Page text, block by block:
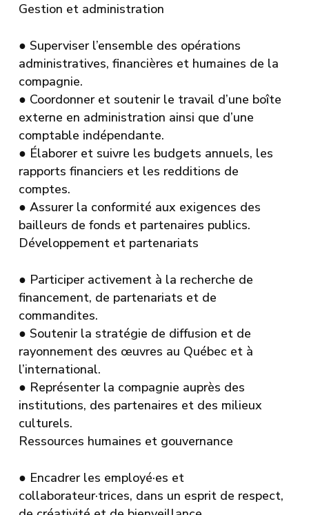
Gestion et administration
● Superviser l’ensemble des opérations
administratives, financières et humaines de la
compagnie.
● Coordonner et soutenir le travail d’une boîte
externe en administration ainsi que d’une
comptable indépendante.
● Élaborer et suivre les budgets annuels, les
rapports financiers et les redditions de
comptes.
● Assurer la conformité aux exigences des
bailleurs de fonds et partenaires publics.
Développement et partenariats
● Participer activement à la recherche de
financement, de partenariats et de
commandites.
● Soutenir la stratégie de diffusion et de
rayonnement des œuvres au Québec et à
l’international.
● Représenter la compagnie auprès des
institutions, des partenaires et des milieux
culturels.
Ressources humaines et gouvernance
● Encadrer les employé·es et
collaborateur·trices, dans un esprit de respect,